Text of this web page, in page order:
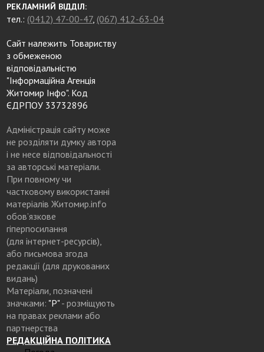
РЕКЛАМНИЙ ВІДДІЛ:
тел.: (0412) 47-00-47, (067) 412-63-04
Сайт належить Товариству
з обмеженою
відповідальністю
"Інформаційна Агенція
Житомир Інфо". Код
ЄДРПОУ 33732896
Адміністрація сайту може
не розділяти думку автора
і не несе відповідальності
за авторські матеріали.
При повному чи
частковому використанні
матеріалів Житомир.info
обов’язкове
гіперпосилання
(для інтернет-ресурсів),
або письмова згода
редакції (для друкованих
видань)
Матеріали, позначені
значками: "Р"- розміщують
на правах реклами або
партнерства
РЕДАКЦІЙНА ПОЛІТИКА